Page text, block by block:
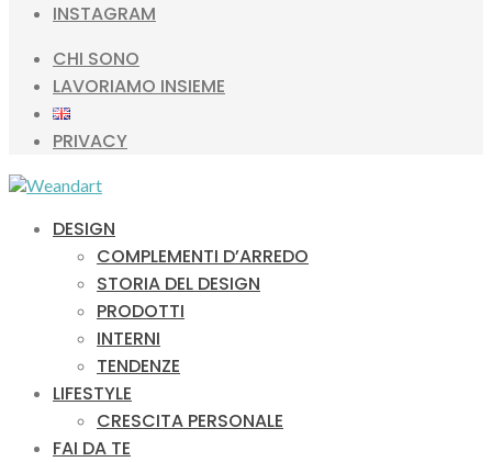
INSTAGRAM
CHI SONO
LAVORIAMO INSIEME
PRIVACY
DESIGN
COMPLEMENTI D’ARREDO
STORIA DEL DESIGN
PRODOTTI
INTERNI
TENDENZE
LIFESTYLE
CRESCITA PERSONALE
FAI DA TE